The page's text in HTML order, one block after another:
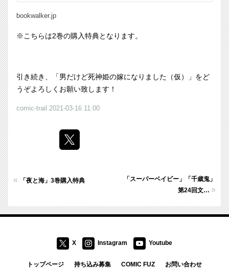
bookwalker.jp
※こちらは2巻の購入特典となります。
引き続き、「男だけど死神姫の嫁になりました（仮）」をど
うぞよろしくお願い致します！
comic-trail 2021-03-16 11:00
« 「夜と海」3巻購入特典
「スーパーベイビー」「千歳鬼」
第24回文… »
X Instagram Youtube
トップページ 持ち込み募集 COMIC FUZ お問い合わせ